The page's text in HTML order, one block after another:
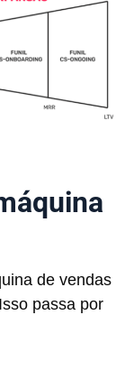
de vendas
passa por